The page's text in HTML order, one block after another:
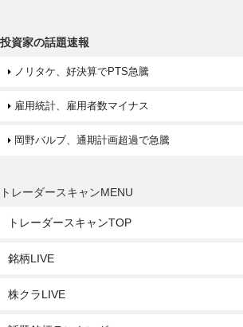
投資家の話題速報
ノリタケ、好決算でPTS急騰
雇用統計、雇用者数マイナス
岡野バルブ、通期計画超過で急騰
トレーダースキャンMENU
トレーダースキャンTOP
銘柄LIVE
株クラLIVE